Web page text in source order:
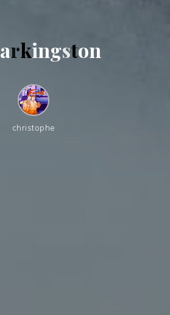
arkingston
christophe